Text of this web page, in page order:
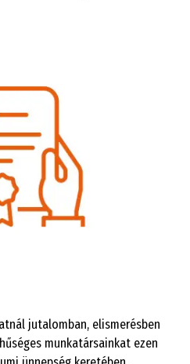
jutalomban, elismerésben
munkatársainkat ezen